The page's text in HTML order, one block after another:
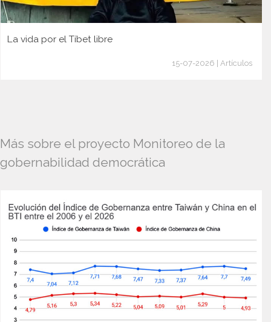
La vida por el Tíbet libre
15-07-2026 | Artículos
Más sobre el proyecto Monitoreo de la
gobernabilidad democrática